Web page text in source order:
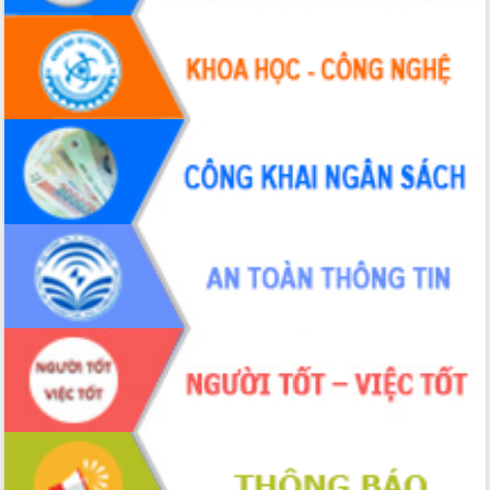
UBND tỉnh họp báo định kỳ tháng 4
năm 2026
Hội thảo khoa học “Giải pháp thúc đẩy
phát triển nền kinh tế xanh tại tỉnh
Đắk Lắk”
Tăng cường giám sát, đôn đốc thực
hiện nhiệm vụ quản lý tài sản công
hàng tuần
Tháo gỡ những vướng mắc, đẩy mạnh
công tác cải cách thủ tục hành chính
tại Trung tâm Phục vụ hành chính
công tỉnh
Đắk Lắk: Tôn vinh 46 giải pháp tại Hội
thi Sáng tạo Kỹ thuật 2024 - 2025
Đắk Lắk rà soát, điều chỉnh Đề án 190
về phát triển nuôi trồng thủy sản
Phó Chủ tịch UBND tỉnh Đắk Lắk
Trương Công Thái kiểm tra thực địa
Dự án cao tốc Khánh Hòa - Buôn Ma
Thuột